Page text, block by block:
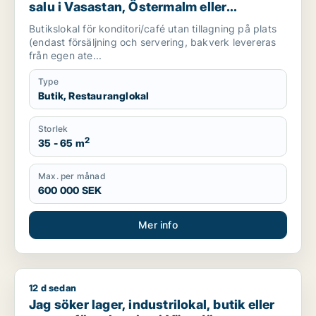
salu i Vasastan, Östermalm eller
Södermalm
Butikslokal för konditori/café utan tillagning på plats
(endast försäljning och servering, bakverk levereras
från egen ate...
Type
Butik, Restauranglokal
Storlek
35 - 65 m2
Max. per månad
600 000 SEK
Mer info
Jag söker lager, industrilokal, butik eller garage för
12 d sedan
Jag söker lager, industrilokal, butik eller